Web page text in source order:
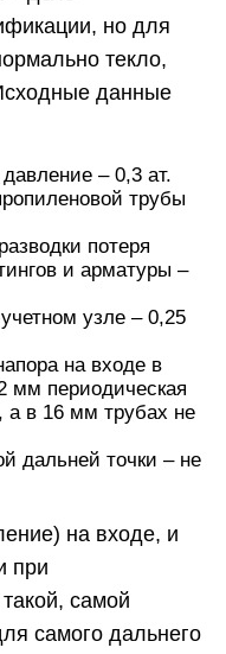
но для
текло,
данные
– 0,3 ат.
трубы
потеря
и арматуры –
узле – 0,25
на входе в
мм периодическая
а в 16 мм трубах не
дальней точки – не
на входе, и
при
самой
самого дальнего